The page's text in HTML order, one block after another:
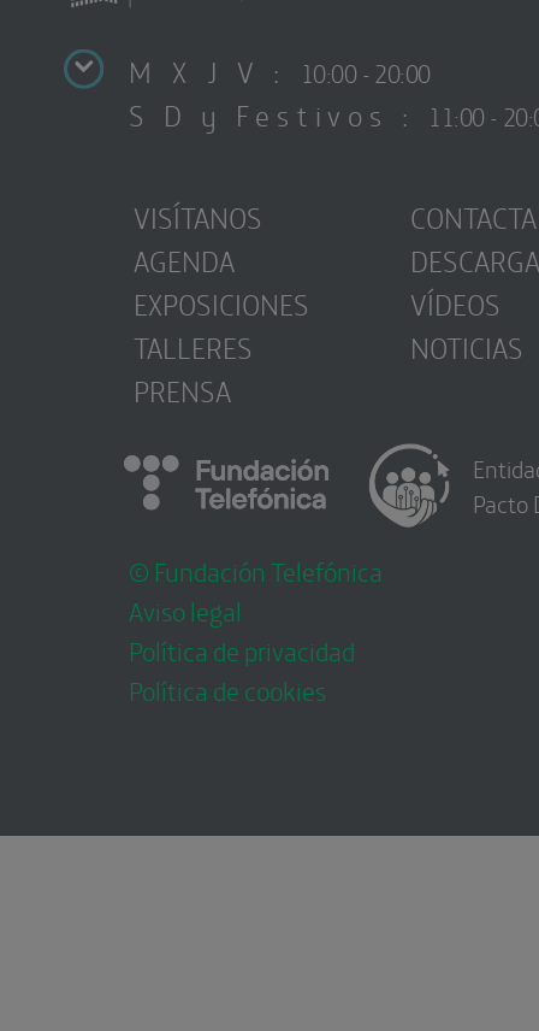
M X J V : 10:00 - 20:00
S D y Festivos : 11:00 -
VISÍTANOS
AGENDA
EXPOSICIONES
TALLERES
PRENSA
CONTACTA
VÍDEOS
NOTICIAS
© Fundación Telefónica
Aviso legal
Política de privacidad
Política de cookies
Pacto